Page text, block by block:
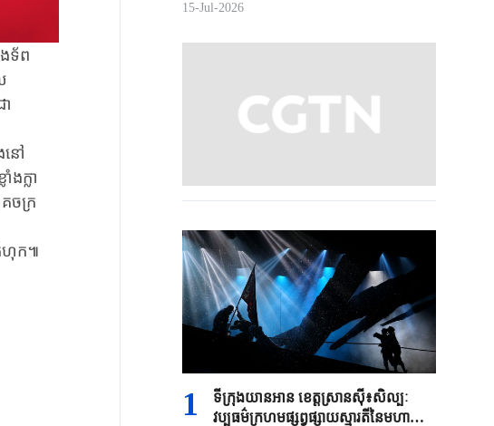
ទ័ព
នៅ
ងក្លា​
ចក្រ
ហុក៕
15-Jul-2026
1
ទីក្រុង​យានអាន ​ខេត្តស្រានស៊ី៖​សិល្បៈ
វប្បធម៌ក្រហម​ផ្សព្វផ្សាយស្មារតីនៃ​មហា